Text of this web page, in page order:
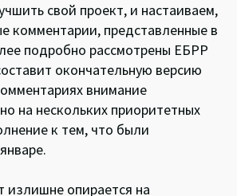
свой ​​проект, и настаиваем,
комментарии, представленные в
подробно рассмотрены ЕБРР
окончательную версию
внимание
на нескольких приоритетных
к тем, что были
излишне опирается на